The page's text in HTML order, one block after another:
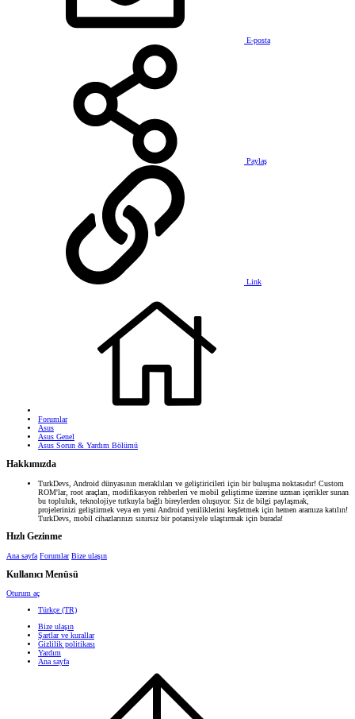
E-posta
Paylaş
Link
Forumlar
Asus
Asus Genel
Asus Sorun & Yardım Bölümü
Hakkımızda
TurkDevs, Android dünyasının meraklıları ve geliştiricileri için bir buluşma noktasıdır! Custom
ROM'lar, root araçları, modifikasyon rehberleri ve mobil geliştirme üzerine uzman içerikler sunan
bu topluluk, teknolojiye tutkuyla bağlı bireylerden oluşuyor. Siz de bilgi paylaşmak,
projelerinizi geliştirmek veya en yeni Android yeniliklerini keşfetmek için hemen aramıza katılın!
TurkDevs, mobil cihazlarınızı sınırsız bir potansiyele ulaştırmak için burada!
Hızlı Gezinme
Ana sayfa Forumlar Bize ulaşın
Kullanıcı Menüsü
Oturum aç
Türkçe (TR)
Bize ulaşın
Şartlar ve kurallar
Gizlilik politikası
Yardım
Ana sayfa